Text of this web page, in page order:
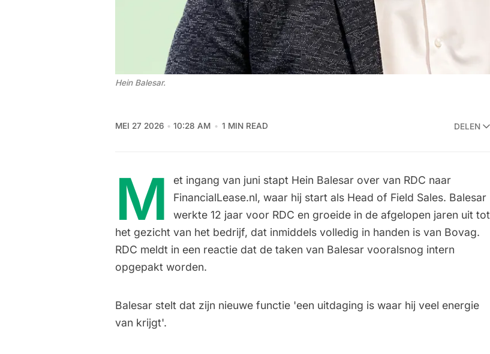
Hein Balesar.
MEI 27 2026 10:28 AM 1 MIN READ DELEN
M
et ingang van juni stapt Hein Balesar over van RDC naar
FinancialLease.nl, waar hij start als Head of Field Sales. Balesar
werkte 12 jaar voor RDC en groeide in de afgelopen jaren uit tot
het gezicht van het bedrijf, dat inmiddels volledig in handen is van Bovag.
RDC meldt in een reactie dat de taken van Balesar vooralsnog intern
opgepakt worden.
Balesar stelt dat zijn nieuwe functie 'een uitdaging is waar hij veel energie
van krijgt'.